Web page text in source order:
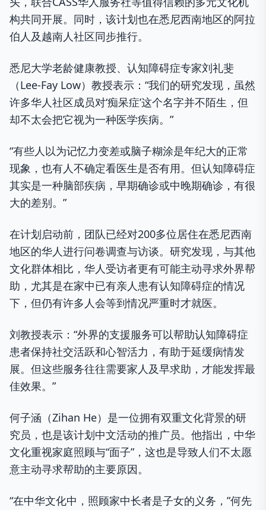
构共同开展。同时，该计划也在悉尼西南地区的阿拉
伯人及越南人社区同步推行。
悉尼大学老龄健康教授、认知障碍症专家刘礼斐
（Lee-Fay Low）教授表示：“我们的研究发现，虽然
许多华人社区成员对‘痴呆症’这个名字并不陌生，但
却不太会把它视为一种医学疾病。”
“有些人以为记忆力变差或脑子糊涂是年纪大的正常
现象，也有人不确定看医生是否有用。但认知障碍症
其实是一种脑部疾病，早期确诊或中晚期确诊，有很
大的差别。”
在计划启动前，团队已经对200多位居住在悉尼西南
地区的华人进行问卷调查与访谈。研究发现，与其他
文化群体相比，华人受访者更有可能主动寻求外界帮
助，尤其是在家中已有亲人患有认知障碍症的情况
下，但仍有许多人会等到情况严重时才就医。
刘教授表示：“外界的支援服务可以帮助认知障碍症
患者保持社交活跃和心智活力，有助于延缓病情发
展。但这些服务往往需要家人及早求助，才能发挥最
佳效果。”
何子涵（Zihan He）是一位拥有双重文化背景的研
究员，也是该计划中文活动的推广员。他指出，中华
文化重视家庭照顾与“面子”，这也是导致人们不太愿
意主动寻求帮助的主要原因。
“在中华文化中，照顾家中长者是子女的义务，”何先